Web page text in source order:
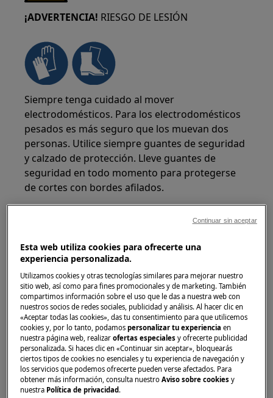
¡ADVERTENCIA! RIESGO DE LESIÓN
Siempre tenga cuidado al mover
electrodomésticos. Para los electrodomésticos
pesados es más seguro que los muevan dos
personas. Utilice siempre guantes de seguridad
y calzado de protección. Lleve guantes de
seguridad en todo momento para protegerse
de cortes con bordes afilados.
¡ADVERTENCIA!RIESGO DE LESIONES
OCULARES
Use gafas de seguridad si realiza trabajos de
mantenimiento o reparación que involucren
muelles.
Esta web utiliza cookies para ofrecerte una
experiencia personalizada.
Utilizamos cookies y otras tecnologías similares para mejorar nuestro
sitio web, así como para fines promocionales y de marketing. También
compartimos información sobre el uso que le das a nuestra web con
nuestros socios de redes sociales, publicidad y análisis. Al hacer clic en
«Aceptar todas las cookies», das tu consentimiento para que utilicemos
cookies y, por lo tanto, podamospersonalizar tu experienciaen
nuestra página web, realizarofertas especiales y ofrecerte publicidad
personalizada. Si haces clic en «Continuar sin aceptar», bloquearás
ciertos tipos de cookies no esenciales y tu experiencia de navegación y
los servicios que podemos ofrecerte pueden verse afectados. Para
obtener más información, consulta nuestroAviso sobre cookies y
nuestra Política de privacidad.
Continuar sin aceptar